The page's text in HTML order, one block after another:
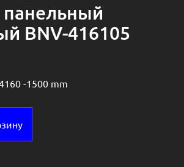
панельный
BNV-416105
-1500 mm